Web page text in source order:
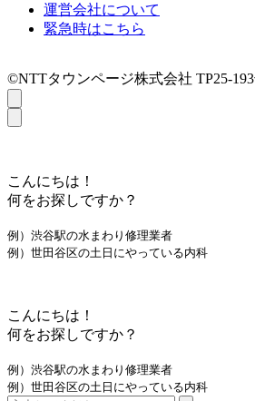
運営会社について
緊急時はこちら
©NTTタウンページ株式会社 TP25-193
こんにちは！
何をお探しですか？
例）渋谷駅の水まわり修理業者
例）世田谷区の土日にやっている内科
こんにちは！
何をお探しですか？
例）渋谷駅の水まわり修理業者
例）世田谷区の土日にやっている内科